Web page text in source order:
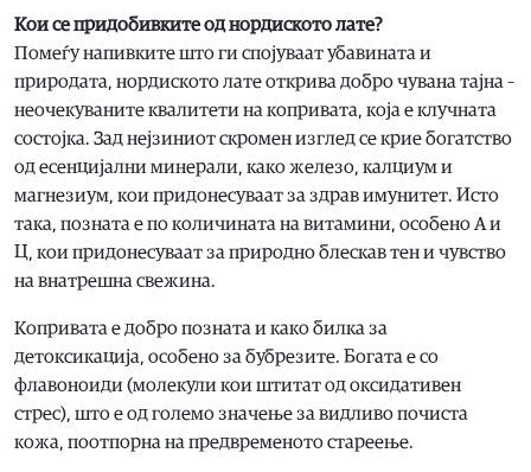
Кои се придобивките од нордиското лате?
Помеѓу напивките што ги спојуваат убавината и
природата, нордиското лате открива добро чувана тајна –
неочекуваните квалитети на копривата, која е клучната
состојка. Зад нејзиниот скромен изглед се крие богатство
од есенцијални минерали, како железо, калциум и
магнезиум, кои придонесуваат за здрав имунитет. Исто
така, позната е по количината на витамини, особено А и
Ц, кои придонесуваат за природно блескав тен и чувство
на внатрешна свежина.
Копривата е добро позната и како билка за
детоксикација, особено за бубрезите. Богата е со
флавоноиди (молекули кои штитат од оксидативен
стрес), што е од големо значење за видливо почиста
кожа, поотпорна на предвременото стареење.